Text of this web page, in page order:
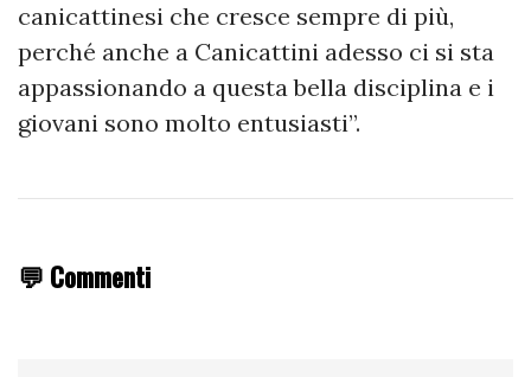
canicattinesi che cresce sempre di più,
perché anche a Canicattini adesso ci si sta
appassionando a questa bella disciplina e i
giovani sono molto entusiasti”.
💬 Commenti